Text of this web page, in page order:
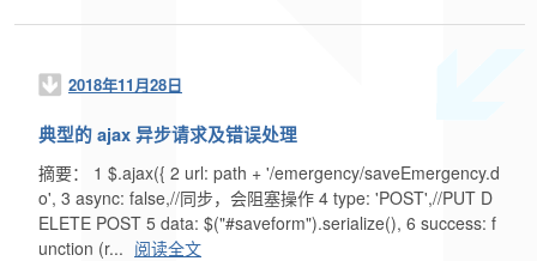
2018年11月28日
典型的 ajax 异步请求及错误处理
摘要： 1 $.ajax({ 2 url: path + '/emergency/saveEmergency.d
o', 3 async: false,//同步，会阻塞操作 4 type: 'POST',//PUT D
ELETE POST 5 data: $("#saveform").serialize(), 6 success: f
unction (r... 阅读全文